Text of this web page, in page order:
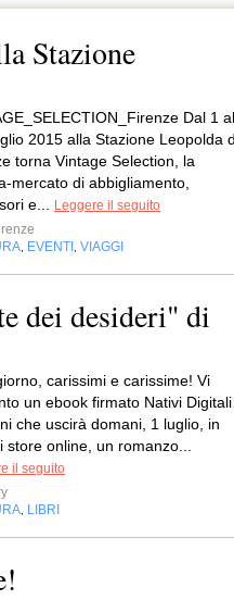
Stazione
Dal 1 al
2015 alla Stazione Leopolda
torna Vintage Selection, la
mercato di abbigliamento,
e...
Leggere il seguito
EVENTI VIAGGI
dei desideri" di
carissimi e carissime! Vi
un ebook firmato Nativi Digitali
che uscirà domani, 1 luglio, in
store online, un romanzo...
il seguito
LIBRI